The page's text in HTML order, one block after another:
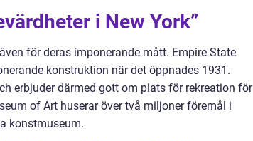
i New York”
för deras imponerande mått. Empire State
konstruktion när det öppnades 1931.
erbjuder därmed gott om plats för rekreation för
of Art huserar över två miljoner föremål i
konstmuseum.